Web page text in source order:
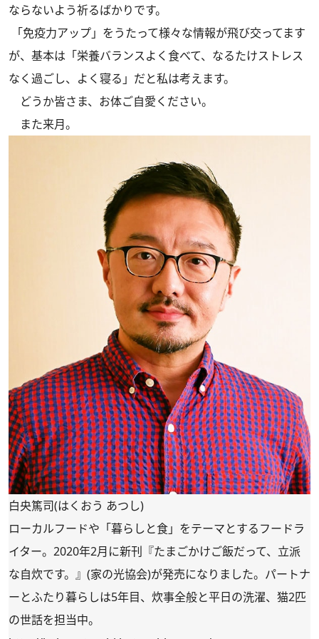
ならないよう祈るばかりです。
「免疫力アップ」をうたって様々な情報が飛び交ってます
が、基本は「栄養バランスよく食べて、なるたけストレス
なく過ごし、よく寝る」だと私は考えます。
どうか皆さま、お体ご自愛ください。
また来月。
白央篤司(はくおう あつし)
ローカルフードや「暮らしと食」をテーマとするフードラ
イター。2020年2月に新刊 『たまごかけご飯だって、立派
な自炊です。』 (家の光協会)が発売になりました。パートナ
ーとふたり暮らしは5年目、炊事全般と平日の洗濯、猫2匹
の世話を担当中。